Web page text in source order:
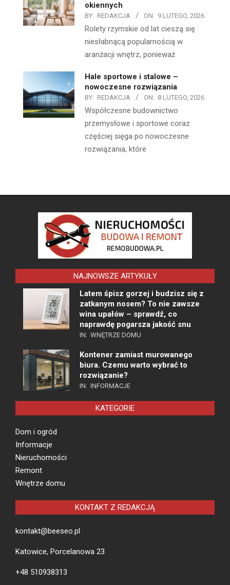
okiennych
BY: REDAKCJA ON: 9 LUTEGO, 2026
Rolety rzymskie od lat cieszą się
niesłabnącą popularnością w
aranżacji wnętrz, ponieważ
Hale sportowe i stalowe –
nowoczesne rozwiązania
BY: REDAKCJA ON: 8 LUTEGO, 2026
Współczesne budownictwo
przemysłowe i sportowe coraz
częściej sięga po nowoczesne
rozwiązania, które
NAJNOWSZE ARTYKUŁY
Latem śpisz gorzej i budzisz się z
zatkanym nosem? To nie zawsze
wina upałów – sprawdź, co
naprawdę pogarsza jakość snu
IN: WNĘTRZE DOMU
Kontener zamiast murowanego
biura. Czemu warto wybrać to
rozwiązanie?
IN: INFORMACJE
KATEGORIE
Dom i ogród
Informacje
Nieruchomości
Remont
Wnętrze domu
KONTAKT Z REDAKCJĄ
kontakt@beeseo.pl
Katowice, Porcelanowa 23
+48 510938313